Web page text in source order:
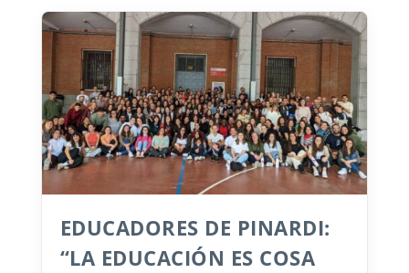
EDUCADORES DE PINARDI:
“LA EDUCACIÓN ES COSA